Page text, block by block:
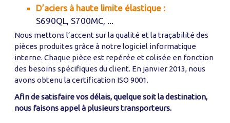
D’aciers à haute limite élastique :
S690QL, S700MC, ...
Nous mettons l’accent sur la qualité et la traçabilité des
pièces produites grâce à notre logiciel informatique
interne. Chaque pièce est repérée et colisée en fonction
des besoins spécifiques du client. En janvier 2013, nous
avons obtenu la certification ISO 9001.
Afin de satisfaire vos délais, quelque soit la destination,
nous faisons appel à plusieurs transporteurs.